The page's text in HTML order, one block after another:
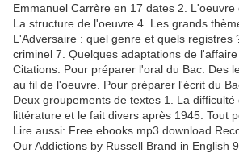
Emmanuel Carrère en 17 dates 2. L'oeuvre
La structure de l'oeuvre 4. Les grands
L'Adversaire : quel genre et quels registres
criminel 7. Quelques adaptations de l'affaire
Citations. Pour préparer l'oral du Bac. Des
au fil de l'oeuvre. Pour préparer l'écrit du
Deux groupements de textes 1. La
littérature et le fait divers après 1945. Tout
Lire aussi: Free ebooks mp3 download
Our Addictions by Russell Brand in English